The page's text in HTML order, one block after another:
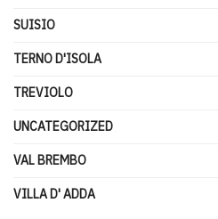
SUISIO
TERNO D'ISOLA
TREVIOLO
UNCATEGORIZED
VAL BREMBO
VILLA D' ADDA